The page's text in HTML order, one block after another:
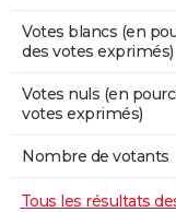
Votes blancs (en
des votes exprimés)
Votes nuls (en
votes exprimés)
Nombre de votants
Tous les résultats